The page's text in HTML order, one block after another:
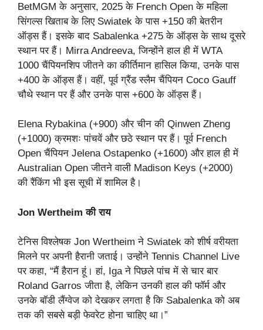
BetMGM के अनुसार, 2025 के French Open के महिला
सिंगल्स खिताब के लिए Swiatek के पास +150 की बेतरीन
ऑड्स हैं। इसके बाद Sabalenka +275 के ऑड्स के साथ दूसरे
स्थान पर हैं। Mirra Andreeva, जिन्होंने हाल ही में WTA
1000 चैंपियनशिप जीतने का कीर्तिमान हासिल किया, उनके पास
+400 के ऑड्स हैं। वहीं, पूर्व ग्रैंड स्लैम चैंपियन Coco Gauff
चौथे स्थान पर हैं और उनके पास +600 के ऑड्स हैं।
Elena Rybakina (+900) और चीन की Qinwen Zheng
(+1000) क्रमशः पांचवें और छठे स्थान पर हैं। पूर्व French
Open चैंपियन Jelena Ostapenko (+1600) और हाल ही में
Australian Open जीतने वाली Madison Keys (+2000)
की रैंकिंग भी इस सूची में शामिल है।
Jon Wertheim की राय
टेनिस विश्लेषक Jon Wertheim ने Swiatek को शीर्ष वरीयता
मिलने पर अपनी हैरानी जताई। उन्होंने Tennis Channel Live
पर कहा, “मैं हैरान हूं। हां, Iga ने पिछले पांच में से चार बार
Roland Garros जीता है, लेकिन उनकी हाल की फॉर्म और
उनके बॉडी लैंग्वेज को देखकर लगता है कि Sabalenka को अब
तक की सबसे बड़ी फेवरेट होना चाहिए था।”